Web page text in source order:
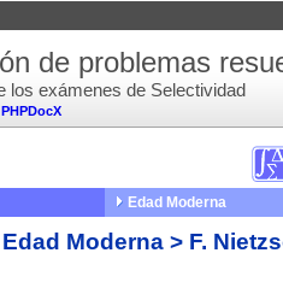
PHPDocX
de problemas
los exámenes de Selectividad
Edad Moderna
Edad Moderna > F.